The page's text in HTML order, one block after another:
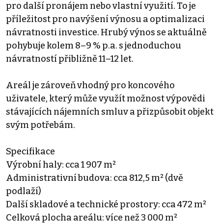
pro další pronájem nebo vlastní využití. To je
příležitost pro navýšení výnosu a optimalizaci
návratnosti investice. Hrubý výnos se aktuálně
pohybuje kolem 8–9 % p.a. s jednoduchou
návratností přibližně 11–12 let.
Areál je zároveň vhodný pro koncového
uživatele, který může využít možnost výpovědi
stávajících nájemních smluv a přizpůsobit objekt
svým potřebám.
Specifikace
Výrobní haly: cca 1 907 m²
Administrativní budova: cca 812,5 m² (dvě
podlaží)
Další skladové a technické prostory: cca 472 m²
Celková plocha areálu: více než 3 000 m²